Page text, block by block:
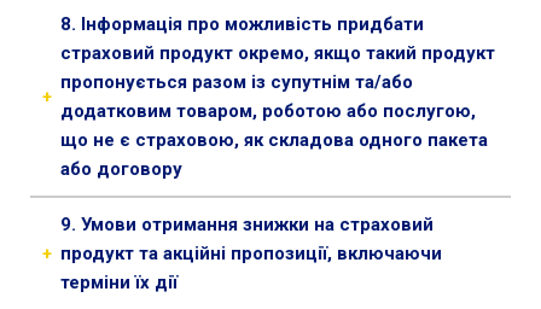
Федерацією» або будь-яких змін до нього, а
також на відстані ближче 50 км до вказаних
територій), території зон бойових дій, народних
заворушень, а також території, на якій
встановлено спеціальний пропускний режим
(режим в’їзду / перебування / виїзду). За
бажанням Страхувальника територія дії може
бути розширена території країн-членів
міжнародного бюро "Зелена карта" (окрім
Російської Федерації та Білорусії).
+
8. Інформація про можливість придбати
страховий продукт окремо, якщо такий продукт
пропонується разом із супутнім та/або
додатковим товаром, роботою або послугою,
що не є страховою, як складова одного пакета
або договору
або додатковим товаром, роботою або
послугою, що не є страховою, як складова
одного пакета або договору
+
9. Умови отримання знижки на страховий
продукт та акційні пропозиції, включаючи
терміни їх дії